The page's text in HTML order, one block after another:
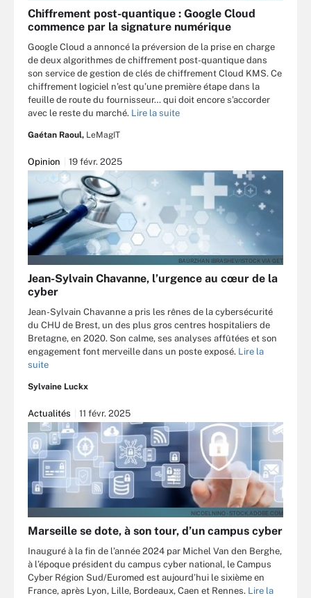
Chiffrement post-quantique : Google Cloud
commence par la signature numérique
Google Cloud a annoncé la préversion de la prise en charge
de deux algorithmes de chiffrement post-quantique dans
son service de gestion de clés de chiffrement Cloud KMS. Ce
chiffrement logiciel n’est qu’une première étape dans la
feuille de route du fournisseur… qui doit encore s’accorder
avec le reste du marché. Lire la suite
Gaétan Raoul, LeMagIT
Opinion 19 févr. 2025
BAURZHAN IBRASHEV/ISTOCK VIA GET
Jean-Sylvain Chavanne, l’urgence au cœur de la
cyber
Jean-Sylvain Chavanne a pris les rênes de la cybersécurité
du CHU de Brest, un des plus gros centres hospitaliers de
Bretagne, en 2020. Son calme, ses analyses affûtées et son
engagement font merveille dans un poste exposé. Lire la
suite
Sylvaine Luckx
Actualités 11 févr. 2025
NICOELNINO - STOCK.ADOBE.COM
Marseille se dote, à son tour, d’un campus cyber
Inauguré à la fin de l’année 2024 par Michel Van den Berghe,
à l’époque président du campus cyber national, le Campus
Cyber Région Sud/Euromed est aujourd’hui le sixième en
France, après Lyon, Lille, Bordeaux, Caen et Rennes. Lire la